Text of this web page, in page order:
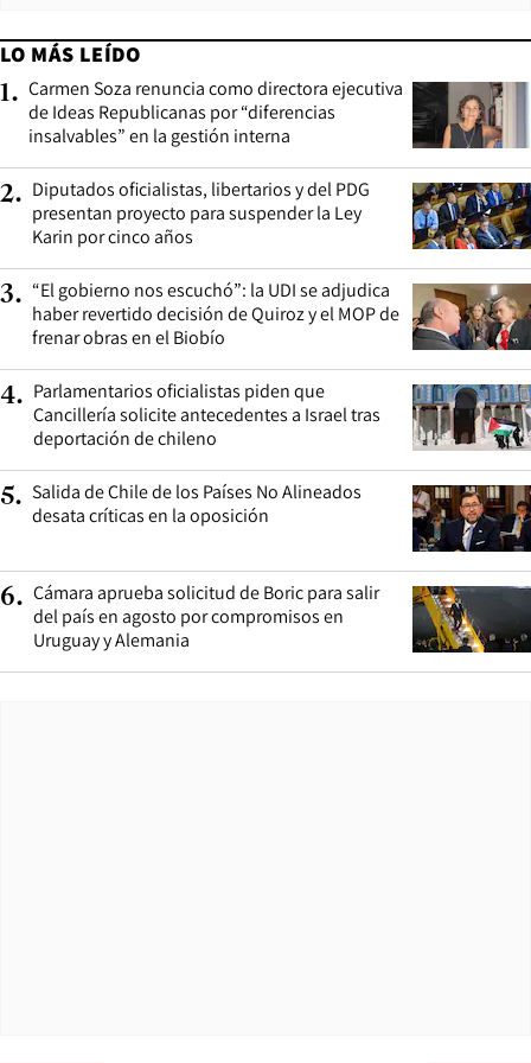
LO MÁS LEÍDO
1. Carmen Soza renuncia como directora ejecutiva
de Ideas Republicanas por “diferencias
insalvables” en la gestión interna
2. Diputados oficialistas, libertarios y del PDG
presentan proyecto para suspender la Ley
Karin por cinco años
3. “El gobierno nos escuchó”: la UDI se adjudica
haber revertido decisión de Quiroz y el MOP de
frenar obras en el Biobío
4. Parlamentarios oficialistas piden que
Cancillería solicite antecedentes a Israel tras
deportación de chileno
5. Salida de Chile de los Países No Alineados
desata críticas en la oposición
6. Cámara aprueba solicitud de Boric para salir
del país en agosto por compromisos en
Uruguay y Alemania